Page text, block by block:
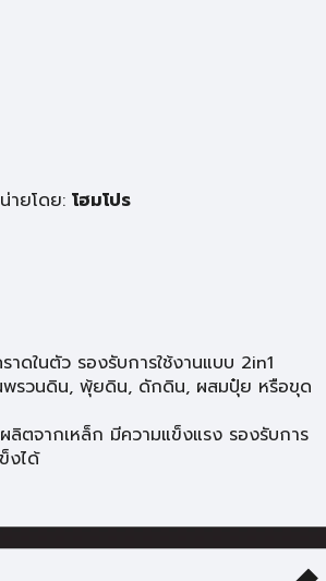
ายโดย: โฮมโปร
าดในตัว รองรับการใช้งานแบบ 2in1
นพรวนดิน, พุ้ยดิน, ดักดิน, ผสมปุ๋ย หรือขุด
ลิตจากเหล็ก มีความแข็งแรง รองรับการ
งได้